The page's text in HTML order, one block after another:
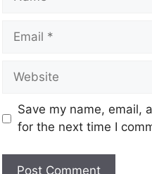
Save my name, email,
for the next time I